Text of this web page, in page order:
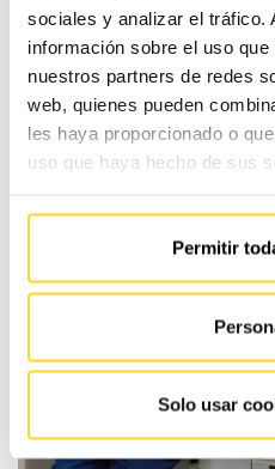
sociales y analizar el tráfico.
información sobre el uso
nuestros partners de redes
web, quienes pueden
les haya proporcionado o
uso que haya hecho de sus
Permitir
Solo usar
Gómez relleva en el càrrec Rafael
anys al capdavant de la companyia,
extern del
RRHH